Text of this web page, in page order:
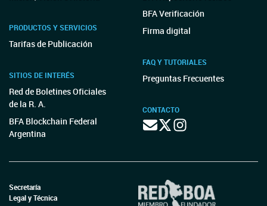
PRODUCTOS Y SERVICIOS
Tarifas de Publicación
SITIOS DE INTERÉS
Red de Boletines Oficiales
de la R. A.
BFA Blockchain Federal
Argentina
BFA Verificación
Firma digital
FAQ Y TUTORIALES
Preguntas Frecuentes
CONTACTO
Secretaría
Legal y Técnica